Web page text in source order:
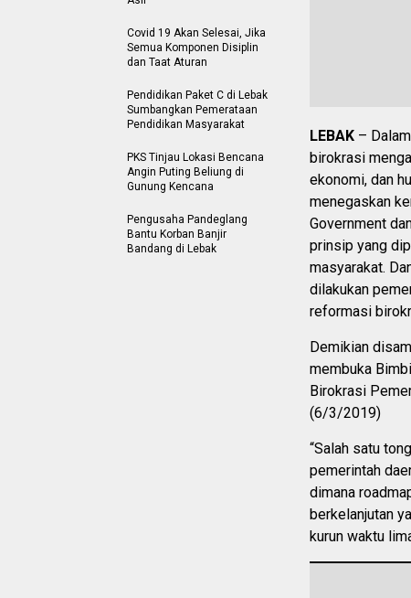
LEBAK –
birokrasi
ekonomi, dan
menegaskan
Government
prinsip yang
masyarakat.
dilakukan
reformasi
Demikian
membuka
Birokrasi
(6/3/2019)
“Salah satu
pemerintah
dimana
berkelanjutan
kurun waktu
Covid 19 Akan Selesai, Jika
Semua Komponen Disiplin
dan Taat Aturan
Pendidikan Paket C di Lebak
Sumbangkan Pemerataan
Pendidikan Masyarakat
PKS Tinjau Lokasi Bencana
Angin Puting Beliung di
Gunung Kencana
Pengusaha Pandeglang
Bantu Korban Banjir
Bandang di Lebak